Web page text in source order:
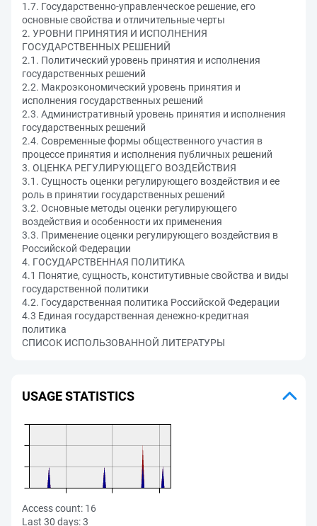
1.7. Государственно-управленческое решение, его
основные свойства и отличительные черты
2. УРОВНИ ПРИНЯТИЯ И ИСПОЛНЕНИЯ
ГОСУДАРСТВЕННЫХ РЕШЕНИЙ
2.1. Политический уровень принятия и исполнения
государственных решений
2.2. Макроэкономический уровень принятия и
исполнения государственных решений
2.3. Административный уровень принятия и исполнения
государственных решений
2.4. Современные формы общественного участия в
процессе принятия и исполнения публичных решений
3. ОЦЕНКА РЕГУЛИРУЮЩЕГО ВОЗДЕЙСТВИЯ
3.1. Сущность оценки регулирующего воздействия и ее
роль в принятии государственных решений
3.2. Основные методы оценки регулирующего
воздействия и особенности их применения
3.3. Применение оценки регулирующего воздействия в
Российской Федерации
4. ГОСУДАРСТВЕННАЯ ПОЛИТИКА
4.1 Понятие, сущность, конститутивные свойства и виды
государственной политики
4.2. Государственная политика Российской Федерации
4.3 Единая государственная денежно-кредитная
политика
СПИСОК ИСПОЛЬЗОВАННОЙ ЛИТЕРАТУРЫ
USAGE STATISTICS
Access count: 16
Last 30 days:3